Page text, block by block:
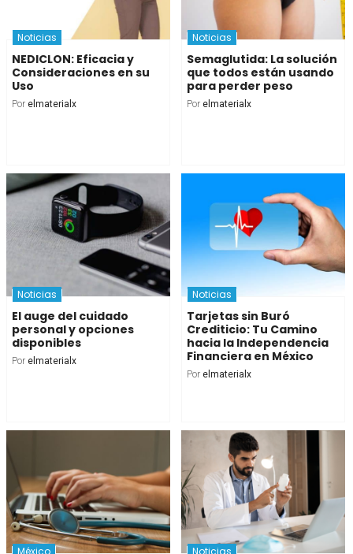
Noticias
NEDICLON: Eficacia y
Consideraciones en su
Uso
Por elmaterialx
Noticias
Semaglutida: La solución
que todos están usando
para perder peso
Por elmaterialx
Noticias
El auge del cuidado
personal y opciones
disponibles
Por elmaterialx
Noticias
Tarjetas sin Buró
Crediticio: Tu Camino
hacia la Independencia
Financiera en México
Por elmaterialx